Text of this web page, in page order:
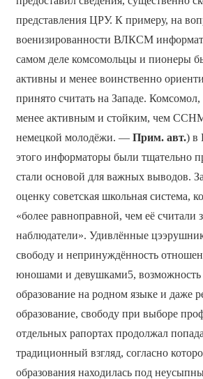
представления ЦРУ. К примеру, на
военизированности ВЛКСМ
самом деле комсомольцы и пионеры
активны и менее воинственно
принято считать на Западе.
менее активным и стойким, чем
немецкой молодёжи. — Прим. авт.) в
этого информаторы были тщательно
стали основой для важных выводов.
оценку советская школьная система,
«более равноправной, чем её считали
наблюдатели». Удивлённые
свободу и непринуждённость
юношами и девушками5, возможность
образование на родном языке и даже
образование, свободу при выборе
отдельных рапортах продолжал
традиционный взгляд, согласно
образования находилась под